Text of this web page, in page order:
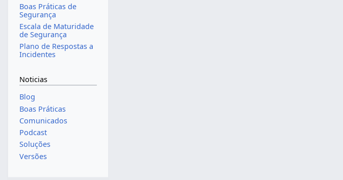
Boas Práticas de
Segurança
Escala de Maturidade
de Segurança
Plano de Respostas a
Incidentes
Noticias
Blog
Boas Práticas
Comunicados
Podcast
Soluções
Versões